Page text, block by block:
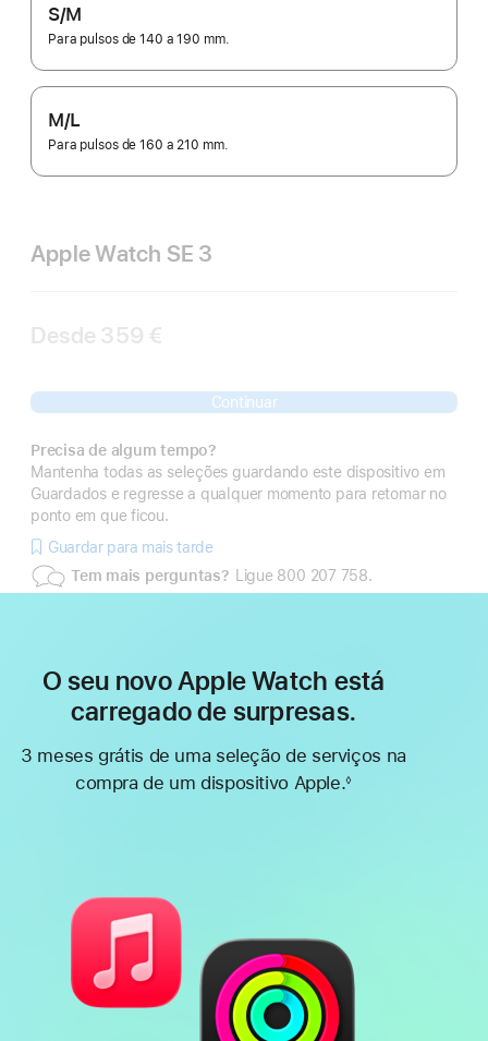
S/M
Para pulsos de 140 a 190 mm.
M/L
Para pulsos de 160 a 210 mm.
Apple Watch SE 3
Desde 359 €
Continuar
Precisa de algum tempo?
Mantenha todas as seleções guardando este dispositivo em
Guardados e regresse a qualquer momento para retomar no
ponto em que ficou.
Guardar para mais tarde
Tem mais perguntas?
Ligue 800 207 758.
O seu novo Apple Watch está
carregado de surpresas.
3 meses grátis de uma seleção de serviços na
compra de um dispositivo Apple.◊